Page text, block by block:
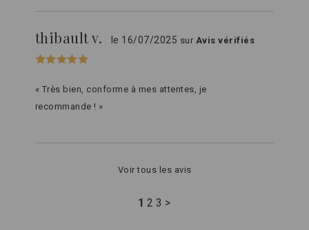
thibault v. le 16/07/2025 sur Avis vérifiés
« Très bien, conforme à mes attentes, je
recommande ! »
Voir tous les avis
1 2 3 >